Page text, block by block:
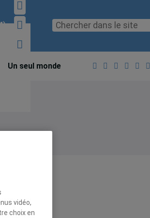
Un seul monde
vidéo,
choix en